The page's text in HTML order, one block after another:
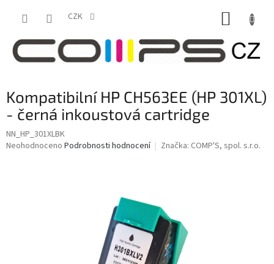
CZK
Kompatibilní HP CH563EE (HP 301XL)
- černá inkoustová cartridge
NN_HP_301XLBK
Průměrné
Neohodnoceno Podrobnosti hodnocení Značka: COMP'S, spol. s.r.o.